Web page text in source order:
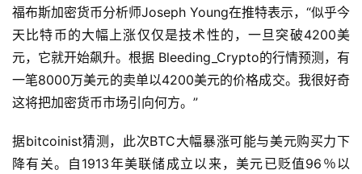
福布斯加密货币分析师Joseph Young在推特表示，“似乎今
天比特币的大幅上涨仅仅是技术性的，一旦突破4200美
元，它就开始飙升。根据 Bleeding_Crypto的行情预测，有
一笔8000万美元的卖单以4200美元的价格成交。我很好奇
这将把加密货币市场引向何方。”
据bitcoinist猜测，此次BTC大幅暴涨可能与美元购买力下
降有关。自1913年美联储成立以来，美元已贬值96％以